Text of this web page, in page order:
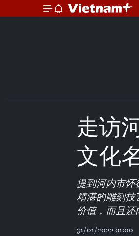
走访
文化
提到河内市怀
精湛的雕刻技
价值，而且还
31/01/2022 01:00